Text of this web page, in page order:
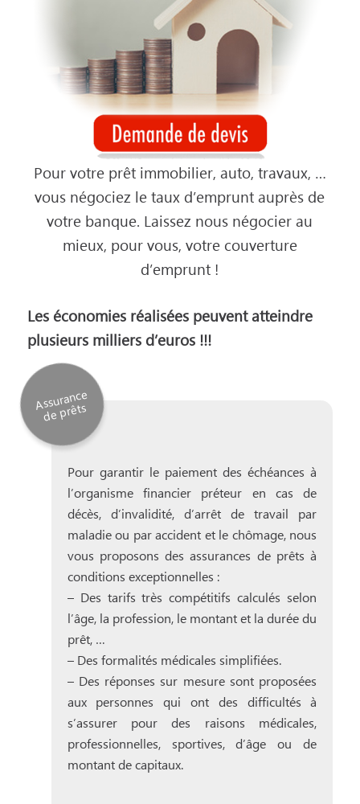
Pour votre prêt immobilier, auto, travaux, …
vous négociez le taux d’emprunt auprès de
votre banque. Laissez nous négocier au
mieux, pour vous, votre couverture
d’emprunt !
Les économies réalisées peuvent atteindre
plusieurs milliers d’euros !!!
Assurance
de
prêts
Pour garantir le paiement des échéances à
l’organisme financier préteur en cas de
décès, d’invalidité, d’arrêt de travail par
maladie ou par accident et le chômage, nous
vous proposons des assurances de prêts à
conditions exceptionnelles :
– Des tarifs très compétitifs calculés selon
l’âge, la profession, le montant et la durée du
prêt, …
– Des formalités médicales simplifiées.
– Des réponses sur mesure sont proposées
aux personnes qui ont des difficultés à
s’assurer pour des raisons médicales,
professionnelles, sportives, d’âge ou de
montant de capitaux.